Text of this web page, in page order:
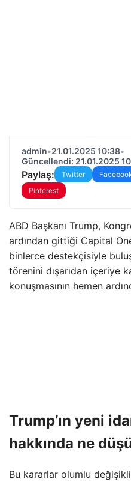
admin•21.01.2025 10:38•
Güncellendi: 21.01.2025
Paylaş: Twitter
Pinterest
ABD Başkanı Trump,
ardından gittiği Capital
binlerce destekçisiyle
törenini dışarıdan içeriye
konuşmasının hemen
Trump’ın yeni
hakkında ne
Bu kararlar olumlu